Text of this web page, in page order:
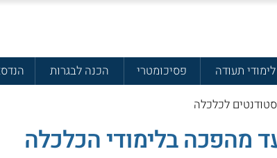
לימודי תעודה פסיכומטרי הכנה לבגרות
לכלכלה
מהפכה בלימודי הכלכלה